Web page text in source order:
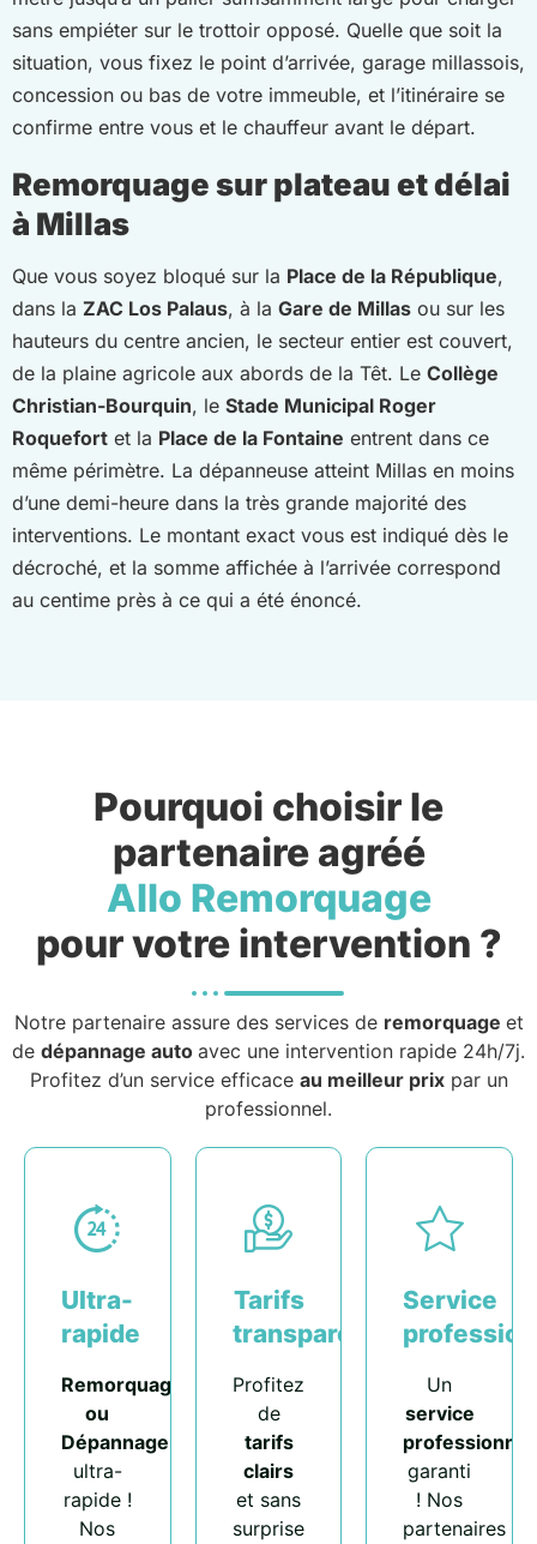
sans empiéter sur le trottoir opposé. Quelle que soit la
situation, vous fixez le point d’arrivée, garage millassois,
concession ou bas de votre immeuble, et l’itinéraire se
confirme entre vous et le chauffeur avant le départ.
Remorquage sur plateau et délai
à Millas
Que vous soyez bloqué sur la Place de la République,
dans la ZAC Los Palaus, à la Gare de Millas ou sur les
hauteurs du centre ancien, le secteur entier est couvert,
de la plaine agricole aux abords de la Têt. Le Collège
Christian-Bourquin, le Stade Municipal Roger
Roquefort et la Place de la Fontaine entrent dans ce
même périmètre. La dépanneuse atteint Millas en moins
d’une demi-heure dans la très grande majorité des
interventions. Le montant exact vous est indiqué dès le
décroché, et la somme affichée à l’arrivée correspond
au centime près à ce qui a été énoncé.
Pourquoi choisir le
partenaire agréé
Allo Remorquage
pour votre intervention ?
Notre partenaire assure des services de remorquage et
de dépannage auto avec une intervention rapide 24h/7j.
Profitez d’un service efficace au meilleur prixpar un
professionnel.
Ultra-
rapide
Remorquage
ou
Dépannage
ultra-
rapide !
Nos
Tarifs
transparents
Profitez
de
tarifs
clairs
et sans
surprise
Service
Un
service
professionnel
garanti
! Nos
partenaires